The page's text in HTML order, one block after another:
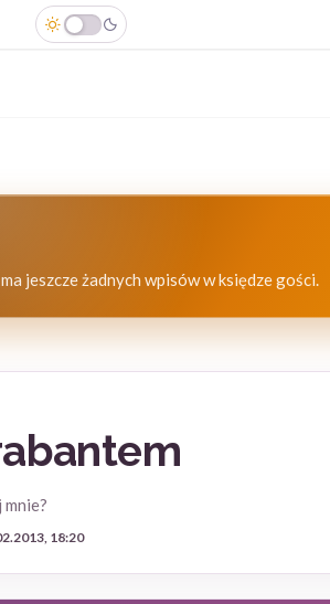
jeszcze żadnych wpisów w księdze gości.
18:20